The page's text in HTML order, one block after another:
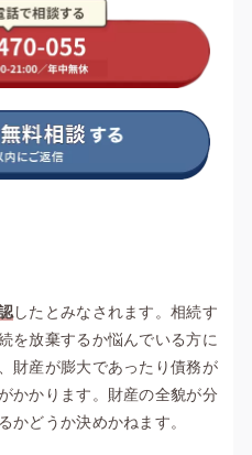
したとみなされます。相続す
を放棄するか悩んでいる方に
財産が膨大であったり債務が
かかります。財産の全貌が分
かどうか決めかねます。